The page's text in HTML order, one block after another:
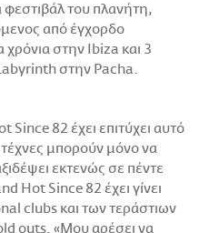
φεστιβάλ του πλανήτη,
από έγχορδο
στην Ibiza και 3
στην Pacha.
Since 82 έχει επιτύχει αυτό
μπορούν μόνο να
εκτενώς σε πέντε
Hot Since 82 έχει γίνει
clubs και των τεράστιων
outs. «Μου αρέσει να